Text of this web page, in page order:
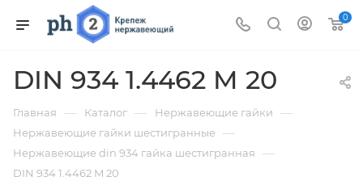
0
DIN 934 1.4462 M 20
Главная — Каталог — Нержавеющие гайки —
Нержавеющие гайки шестигранные —
Нержавеющие din 934 гайка шестигранная —
DIN 934 1.4462 M 20